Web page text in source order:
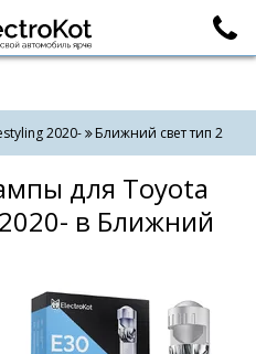
2020- Ближний свет тип 2
для Toyota
в Ближний